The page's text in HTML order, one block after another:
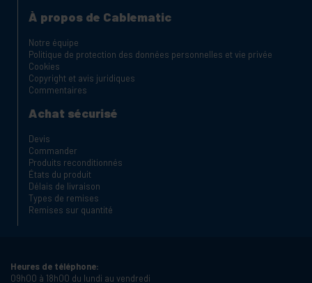
À propos de Cablematic
Notre équipe
Politique de protection des données personnelles et vie privée
Cookies
Copyright et avis juridiques
Commentaires
Achat sécurisé
Devis
Commander
Produits reconditionnés
États du produit
Délais de livraison
Types de remises
Remises sur quantité
Heures de téléphone:
09h00 à 18h00 du lundi au vendredi